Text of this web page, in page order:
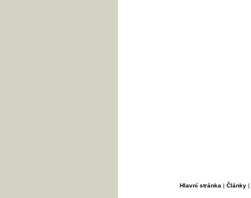
Hlavní stránka | Články|